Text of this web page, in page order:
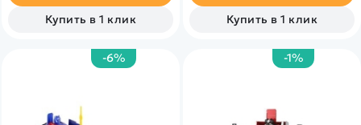
Купить в 1 клик
Купить в 1 клик
-6% -1%